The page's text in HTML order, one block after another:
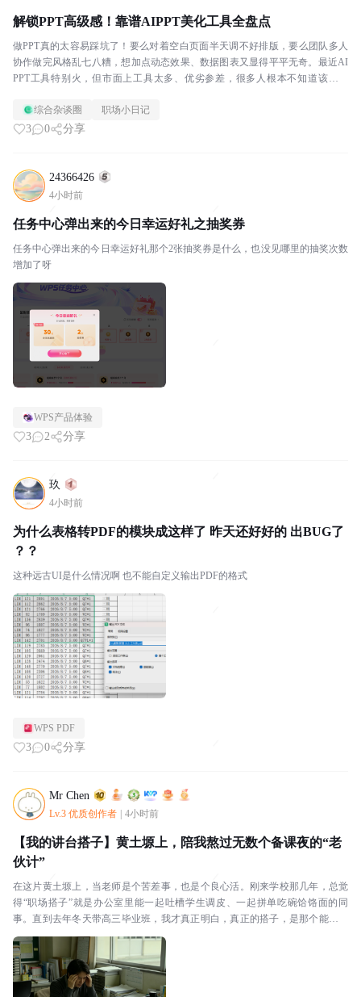
解锁PPT高级感！靠谱AIPPT美化工具全盘点
做PPT真的太容易踩坑了！要么对着空白页面半天调不好排版，要么团队多人
协作做完风格乱七八糟，想加点动态效果、数据图表又显得平平无奇。最近AI
PPT工具特别火，但市面上工具太多、优劣参差，很多人根本不知道该选哪
综合杂谈圈
职场小日记
3 0 分享
24366426
4小时前
任务中心弹出来的今日幸运好礼之抽奖券
任务中心弹出来的今日幸运好礼那个2张抽奖券是什么，也没见哪里的抽奖次数
增加了呀
WPS产品体验
3 2 分享
玖
4小时前
为什么表格转PDF的模块成这样了 昨天还好好的 出BUG了
？？
这种远古UI是什么情况啊 也不能自定义输出PDF的格式
WPS PDF
3 0 分享
Mr Chen
Lv.3 优质创作者 4小时前
【我的讲台搭子】黄土塬上，陪我熬过无数个备课夜的“老
伙计”
在这片黄土塬上，当老师是个苦差事，也是个良心活。刚来学校那几年，总觉
得“职场搭子”就是办公室里能一起吐槽学生调皮、一起拼单吃碗饸饹面的同
事。直到去年冬天带高三毕业班，我才真正明白，真正的搭子，是那个能接住
你所有焦虑，让你在讲台上不至于崩溃的“安全气囊”。那...